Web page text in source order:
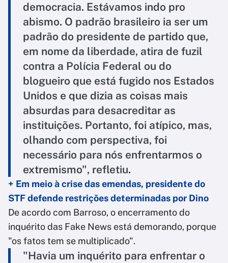
democracia. Estávamos indo pro
abismo. O padrão brasileiro ia ser um
padrão do presidente de partido que,
em nome da liberdade, atira de fuzil
contra a Polícia Federal ou do
blogueiro que está fugido nos Estados
Unidos e que dizia as coisas mais
absurdas para desacreditar as
instituições. Portanto, foi atípico, mas,
olhando com perspectiva, foi
necessário para nós enfrentarmos o
extremismo", refletiu.
+ Em meio à crise das emendas, presidente do
STF defende restrições determinadas por Dino
De acordo com Barroso, o encerramento do
inquérito das Fake News está demorando, porque
"os fatos tem se multiplicado".
"Havia um inquérito para enfrentar o